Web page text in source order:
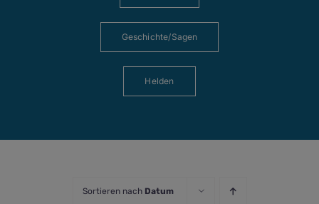
Geschichte/Sagen
Helden
Sortieren nach Datum